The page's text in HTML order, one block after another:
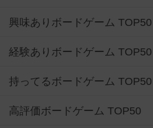
興味ありボードゲーム TOP50
経験ありボードゲーム TOP50
持ってるボードゲーム TOP50
高評価ボードゲーム TOP50